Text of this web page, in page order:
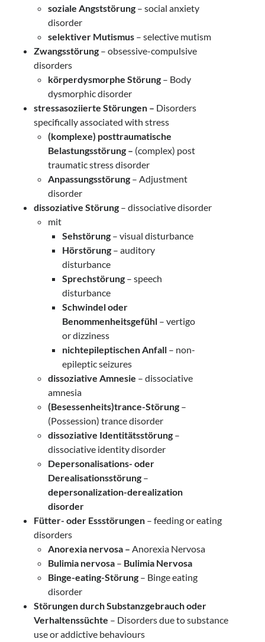
soziale Angststörung – social anxiety
disorder
selektiver Mutismus – selective mutism
Zwangsstörung – obsessive-compulsive
disorders
körperdysmorphe Störung – Body
dysmorphic disorder
stressasoziierte Störungen – Disorders
specifically associated with stress
(komplexe) posttraumatische
Belastungsstörung – (complex) post
traumatic stress disorder
Anpassungsstörung – Adjustment
disorder
dissoziative Störung – dissociative disorder
mit
Sehstörung – visual disturbance
Hörstörung – auditory
disturbance
Sprechstörung – speech
disturbance
Schwindel oder
Benommenheitsgefühl – vertigo
or dizziness
nichtepileptischen Anfall – non-
epileptic seizures
dissoziative Amnesie – dissociative
amnesia
(Besessenheits)trance-Störung –
(Possession) trance disorder
dissoziative Identitätsstörung –
dissociative identity disorder
Depersonalisations- oder
Derealisationsstörung –
depersonalization-derealization
disorder
Fütter- oder Essstörungen – feeding or eating
disorders
Anorexia nervosa – Anorexia Nervosa
Bulimia nervosa – Bulimia Nervosa
Binge-eating-Störung – Binge eating
disorder
Störungen durch Substanzgebrauch oder
Verhaltenssüchte – Disorders due to substance
use or addictive behaviours